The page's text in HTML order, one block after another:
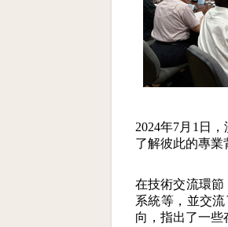
2024年7月1日
了解彼此的專業
在技術交流環
系統等，並交
向，指出了一些